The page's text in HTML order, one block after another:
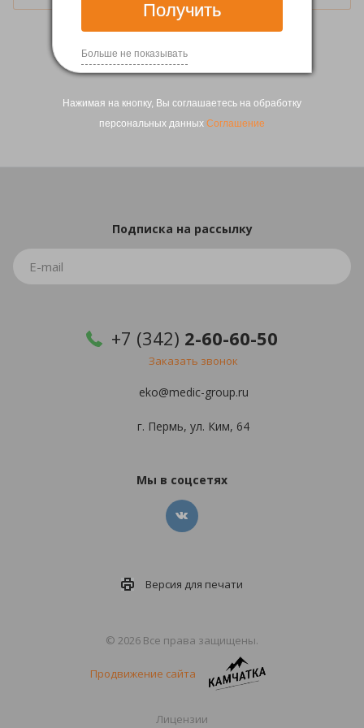
Получить
Больше не показывать
Нажимая на кнопку, Вы соглашаетесь на обработку
персональных данных Соглашение
1
Подписка на рассылку
+7 (342) 2-60-60-50
Заказать звонок
eko@medic-group.ru
г. Пермь, ул. Ким, 64
Мы в соцсетях
Версия для печати
© 2026 Все права защищены.
Продвижение сайта
Лицензии